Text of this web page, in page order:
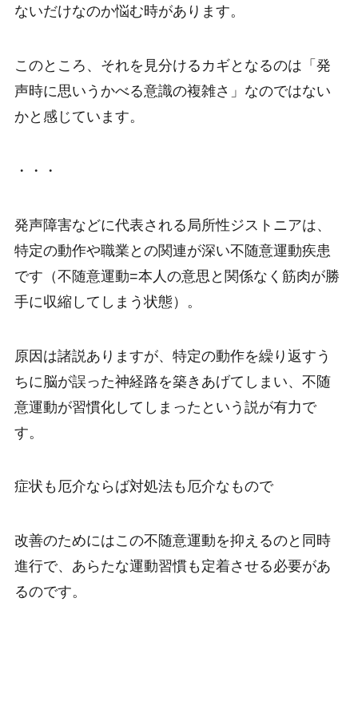
ないだけなのか悩む時があります。
このところ、それを見分けるカギとなるのは「発
声時に思いうかべる意識の複雑さ」なのではない
かと感じています。
・・・
発声障害などに代表される局所性ジストニアは、
特定の動作や職業との関連が深い不随意運動疾患
です（不随意運動=本人の意思と関係なく筋肉が勝
手に収縮してしまう状態）。
原因は諸説ありますが、特定の動作を繰り返すう
ちに脳が誤った神経路を築きあげてしまい、不随
意運動が習慣化してしまったという説が有力で
す。
症状も厄介ならば対処法も厄介なもので
改善のためにはこの不随意運動を抑えるのと同時
進行で、あらたな運動習慣も定着させる必要があ
るのです。